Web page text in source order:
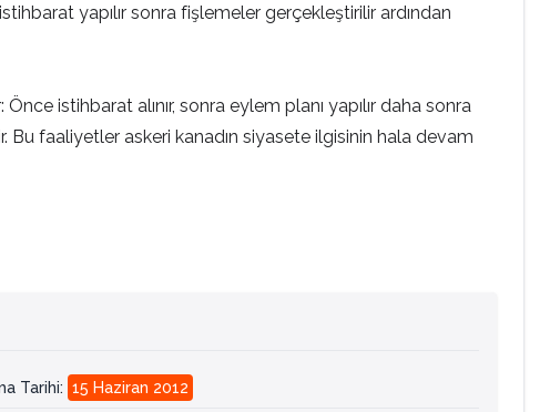
yapılır sonra fişlemeler gerçekleştirilir ardından
istihbarat alınır, sonra eylem planı yapılır daha sonra
Bu faaliyetler askeri kanadın siyasete ilgisinin hala devam
Tarihi: 15 Haziran 2012